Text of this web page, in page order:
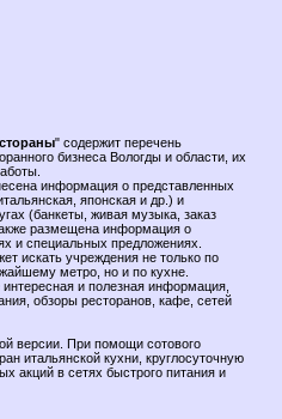
" содержит перечень
бизнеса Вологды и области, их
информация о представленных
японская и др.) и
(банкеты, живая музыка, заказ
размещена информация о
и специальных предложениях.
искать учреждения не только по
метро, но и по кухне.
и полезная информация,
обзоры ресторанов, кафе, сетей
версии. При помощи сотового
итальянской кухни, круглосуточную
акций в сетях быстрого питания и